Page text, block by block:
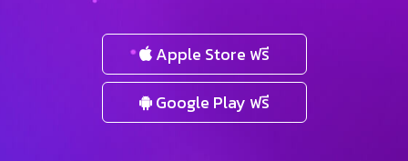
Apple Store ฟรี
Google Play ฟรี